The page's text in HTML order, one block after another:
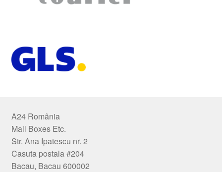
A24 România
Mail Boxes Etc.
Str. Ana Ipatescu nr. 2
Casuta postala #204
Bacau, Bacau 600002